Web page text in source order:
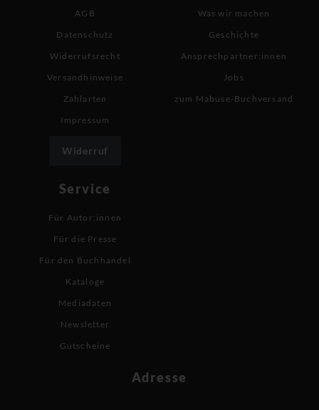
AGB
Datenschutz
Widerrufsrecht
Versandhinweise
Zahlarten
Impressum
Widerruf
Was wir machen
Geschichte
Ansprechpartner:innen
Jobs
zum Mabuse-Buchversand
Service
Für Autor:innen
Für die Presse
Für den Buchhandel
Kataloge
Mediadaten
Newsletter
Gutscheine
Adresse